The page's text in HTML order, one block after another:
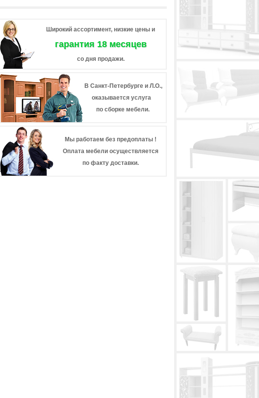
Широкий ассортимент, низкие цены и
гарантия 18 месяцев
со дня продажи.
В Санкт-Петербурге и Л.О.,
оказывается услуга
по сборке мебели.
Мы работаем без предоплаты !
Оплата мебели осуществляется
по факту доставки.